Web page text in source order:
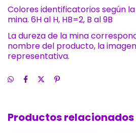
Colores identificatorios según
mina. 6H al H, HB=2, B al 9B
La dureza de la mina
nombre del producto, la
representativa.
Productos relacionados